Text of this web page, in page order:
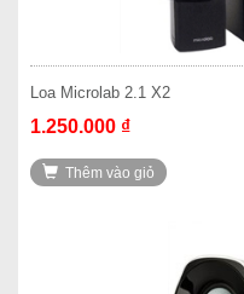
Loa Microlab 2.1 X2
1.250.000 ₫
Thêm vào giỏ